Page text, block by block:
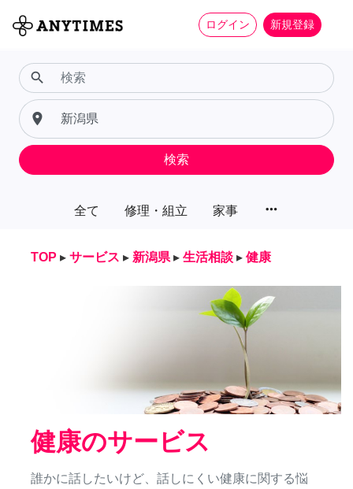
ログイン 新規登録
全て 修理・組立 家事 more_horiz
search
place
検索
TOP ▸ サービス ▸ 新潟県 ▸ 生活相談 ▸ 健康
健康のサービス
誰かに話したいけど、話しにくい健康に関する悩